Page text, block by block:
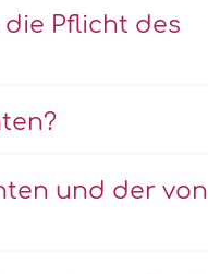
Pflicht des
und der von